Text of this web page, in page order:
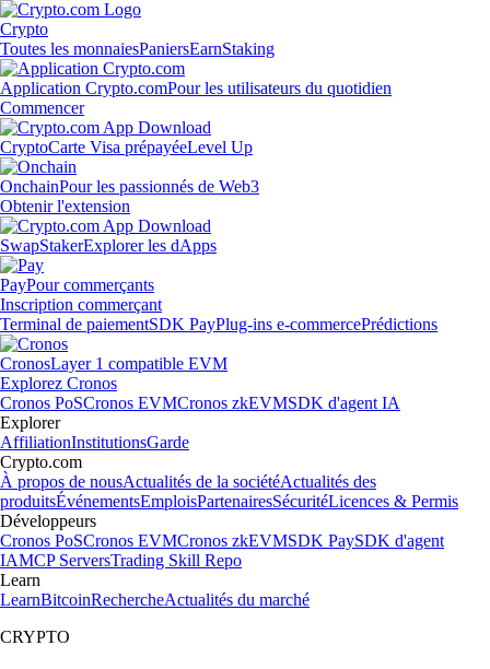
Crypto
Toutes les monnaiesPaniersEarnStaking
Application Crypto.comPour les utilisateurs du quotidien
Commencer
CryptoCarte Visa prépayéeLevel Up
OnchainPour les passionnés de Web3
Obtenir l'extension
SwapStakerExplorer les dApps
PayPour commerçants
Inscription commerçant
Terminal de paiementSDK PayPlug-ins e-commercePrédictions
CronosLayer 1 compatible EVM
Explorez Cronos
Cronos PoSCronos EVMCronos zkEVMSDK d'agent IA
Explorer
AffiliationInstitutionsGarde
Crypto.com
À propos de nousActualités de la sociétéActualités des
produitsÉvénementsEmploisPartenairesSécuritéLicences & Permis
Développeurs
Cronos PoSCronos EVMCronos zkEVMSDK PaySDK d'agent
IAMCP ServersTrading Skill Repo
Learn
LearnBitcoinRechercheActualités du marché
CRYPTO